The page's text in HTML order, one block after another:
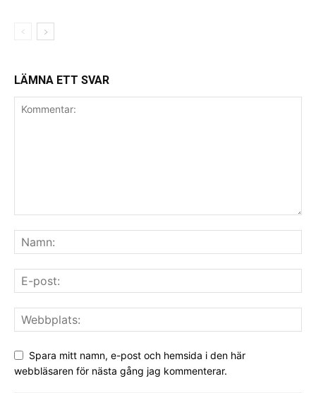
LÄMNA ETT SVAR
Spara mitt namn, e-post och hemsida i den här
webbläsaren för nästa gång jag kommenterar.